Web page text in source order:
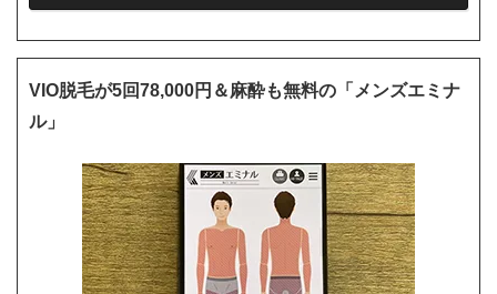
VIO脱毛が5回78,000円＆麻酔も無料の「メンズエミナ
ル」